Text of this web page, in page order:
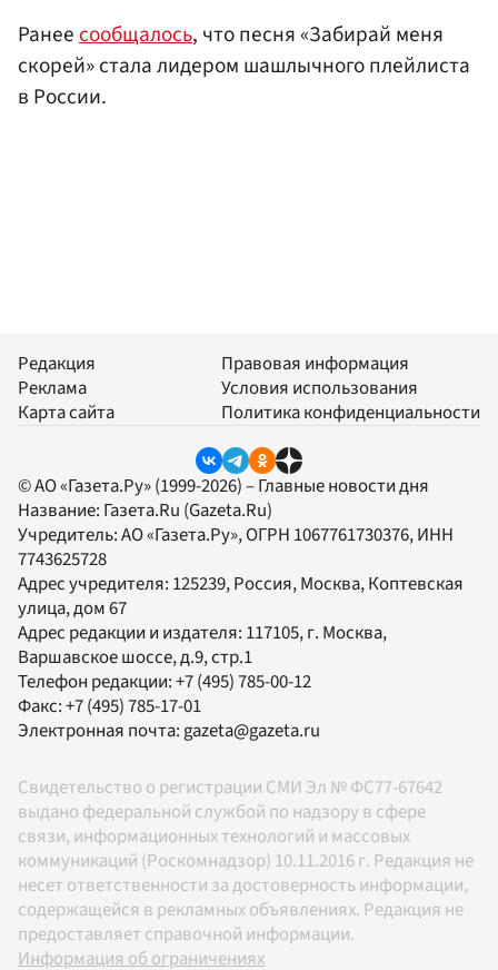
Ранеесообщалось, что песня «Забирай меня
скорей» стала лидером шашлычного плейлиста
в России.
Редакция
Реклама
Карта сайта
Правовая информация
Условия использования
Политика конфиденциальности
© АО «Газета.Ру» (1999-2026) – Главные новости дня
Название: Газета.Ru (Gazeta.Ru)
Учредитель:АО «Газета.Ру», ОГРН 1067761730376, ИНН
7743625728
Адрес учредителя: 125239, Россия, Москва, Коптевская
улица, дом 67
Адрес редакции и издателя: 117105, г. Москва,
Варшавское шоссе, д.9, стр.1
Телефон редакции:+7 (495) 785-00-12
Факс:+7 (495) 785-17-01
Электронная почта:gazeta@gazeta.ru
Свидетельство о регистрации СМИ Эл № ФС77-67642
выдано федеральной службой по надзору в сфере
связи, информационных технологий и массовых
коммуникаций (Роскомнадзор) 10.11.2016 г. Редакция не
несет ответственности за достоверность информации,
содержащейся в рекламных объявлениях. Редакция не
предоставляет справочной информации.
Информация об ограничениях